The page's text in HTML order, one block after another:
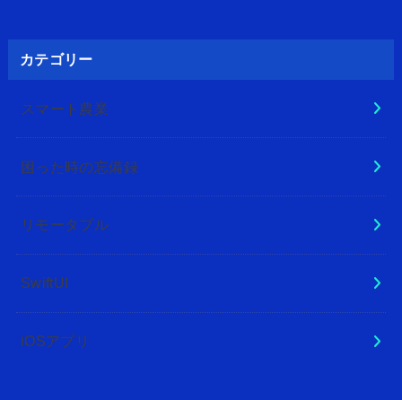
カテゴリー
スマート農業
困った時の忘備録
リモータブル
SwiftUI
iOSアプリ